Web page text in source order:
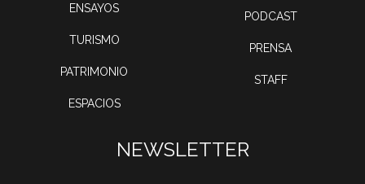
ENSAYOS
TURISMO
PATRIMONIO
ESPACIOS
PODCAST
PRENSA
STAFF
NEWSLETTER